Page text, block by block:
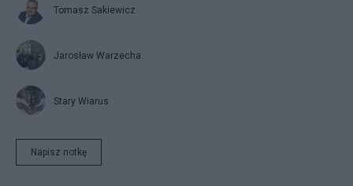
Tomasz Sakiewicz
Jarosław Warzecha
Stary Wiarus
Napisz notkę